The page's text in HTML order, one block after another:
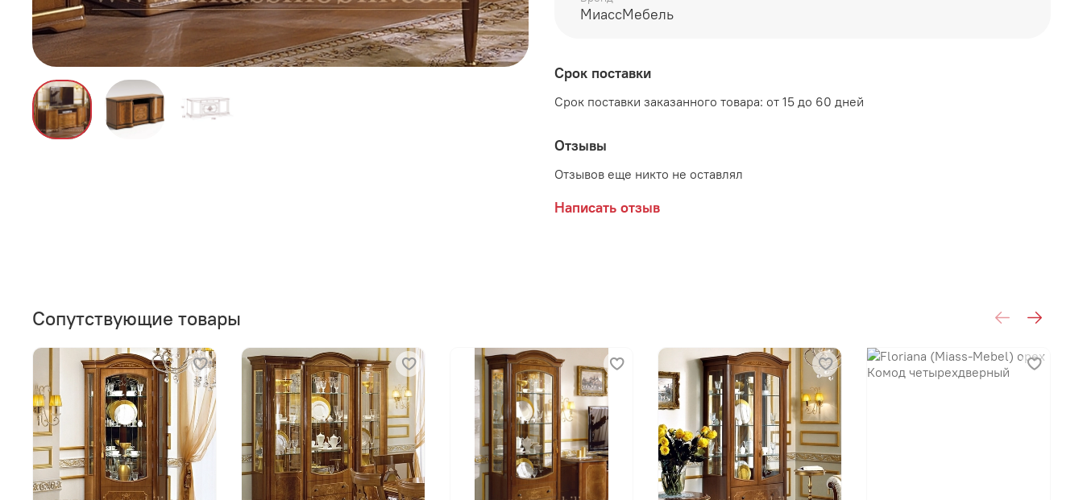
высота 730 мм
Производитель:
МиассМебель
Срок поставки
Срок поставки заказанного товара: от 15 до 60 дней
Отзывы
Отзывов еще никто не оставлял
Написать отзыв
Сопутствующие товары